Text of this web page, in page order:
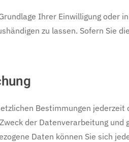
Ihrer Einwilligung
zu lassen. Sofern Sie
Bestimmungen
der Datenverarbeitung
Daten können Sie sich